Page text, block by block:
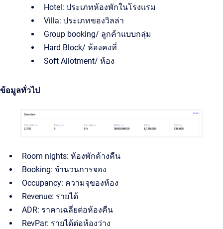
Hotel: ประเภทห้องพักในโรงแรม
Villa: ประเภทของวิลล่า
Group booking/ ลูกค้าแบบกลุ่ม
Hard Block/ ห้องคงที่
Soft Allotment/ ห้อง
ข้อมูลทั่วไป
Room nights: ห้องพักค้างคืน
Booking: จำนวนการจอง
Occupancy: ความจุของห้อง
Revenue: รายได้
ADR: ราคาเฉลี่ยต่อห้องคืน
RevPar: รายได้ต่อห้องว่าง